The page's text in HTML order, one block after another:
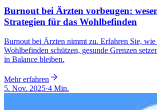
Burnout bei Ärzten vorbeugen:
Strategien für das Wohlbefinden
Burnout bei Ärzten nimmt zu. Erfahren Sie,
Wohlbefinden schützen, gesunde Grenzen
in Balance bleiben.
Mehr erfahren
5. Nov. 2025·4 Min.